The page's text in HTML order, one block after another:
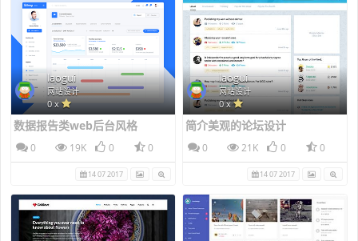
laogui
网站设计
0 x
数据报告类web后台风格
0 19K 0 0
14 07 2017
laogui
网站设计
0 x
简介美观的论坛设计
0 21K 0 0
14 07 2017